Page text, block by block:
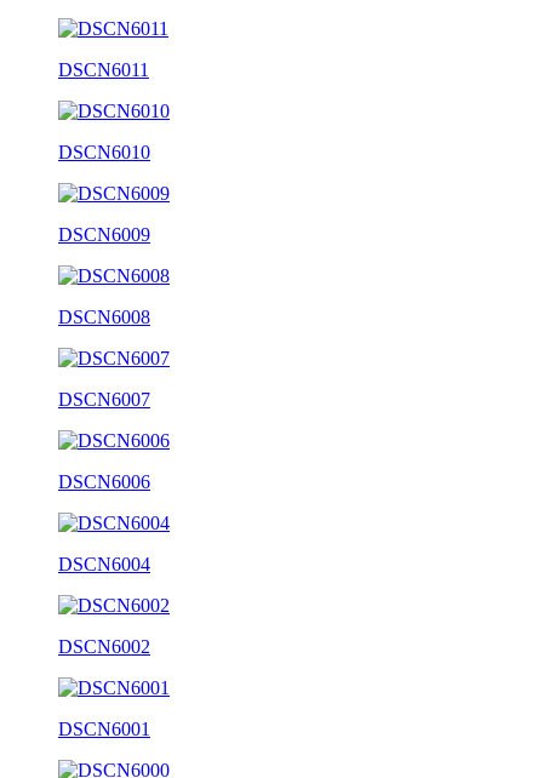
DSCN6011
DSCN6010
DSCN6009
DSCN6008
DSCN6007
DSCN6006
DSCN6004
DSCN6002
DSCN6001